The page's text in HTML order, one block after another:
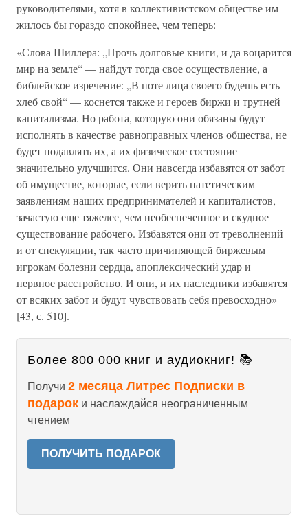
руководителями, хотя в коллективистском обществе им
жилось бы гораздо спокойнее, чем теперь:
«Слова Шиллера: „Прочь долговые книги, и да воцарится
мир на земле“ — найдут тогда свое осуществление, а
библейское изречение: „В поте лица своего будешь есть
хлеб свой“ — коснется также и героев биржи и трутней
капитализма. Но работа, которую они обязаны будут
исполнять в качестве равноправных членов общества, не
будет подавлять их, а их физическое состояние
значительно улучшится. Они навсегда избавятся от забот
об имуществе, которые, если верить патетическим
заявлениям наших предпринимателей и капиталистов,
зачастую еще тяжелее, чем необеспеченное и скудное
существование рабочего. Избавятся они от треволнений
и от спекуляции, так часто причиняющей биржевым
игрокам болезни сердца, апоплексический удар и
нервное расстройство. И они, и их наследники избавятся
от всяких забот и будут чувствовать себя превосходно»
[43, с. 510].
Более 800 000 книг и аудиокниг! 📚
Получи 2 месяца Литрес Подписки в
подарок и наслаждайся неограниченным
чтением
ПОЛУЧИТЬ ПОДАРОК